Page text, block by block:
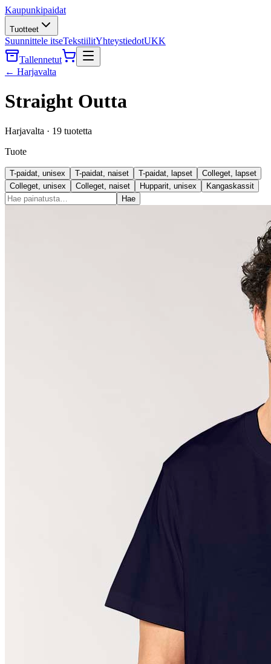
Kaupunkipaidat
Tuotteet
Suunnittele itseTekstiilitYhteystiedotUKK
Tallennetut
← Harjavalta
Straight Outta
Harjavalta · 19 tuotetta
Tuote
T-paidat, unisex T-paidat, naiset T-paidat, lapset
Colleget, lapset
Colleget, unisex
Colleget, naiset Hupparit, unisex
Kangaskassit
Hae